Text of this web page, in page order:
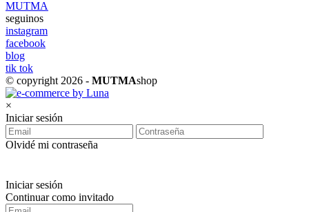
MUTMA
seguinos
instagram
facebook
blog
tik tok
© copyright 2026 - MUTMAshop
×
Iniciar sesión
Olvidé mi contraseña
Iniciar sesión
Continuar como invitado